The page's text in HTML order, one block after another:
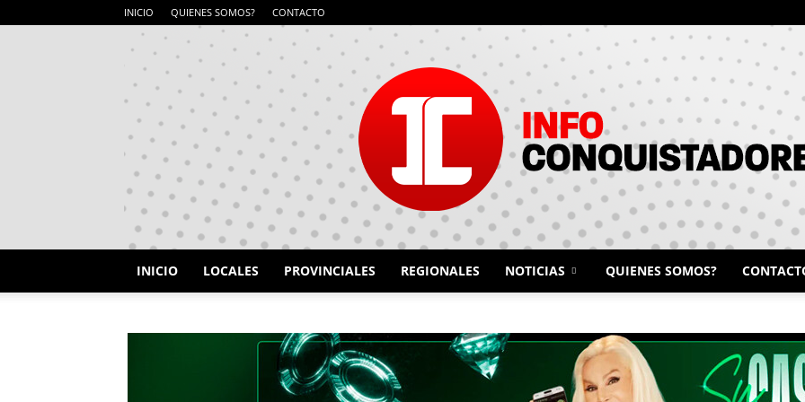
INICIO QUIENES SOMOS? CONTACTO
INICIO LOCALES PROVINCIALES REGIONALES NOTICIAS QUIENES SOMOS?